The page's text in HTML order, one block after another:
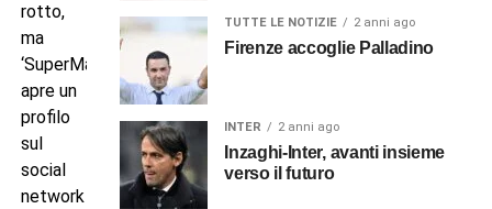
rotto,
ma
‘SuperMario’
apre un
profilo
sul
social
network
TUTTE LE NOTIZIE 2 anni ago
Firenze accoglie Palladino
INTER 2 anni ago
Inzaghi-Inter, avanti insieme
verso il futuro